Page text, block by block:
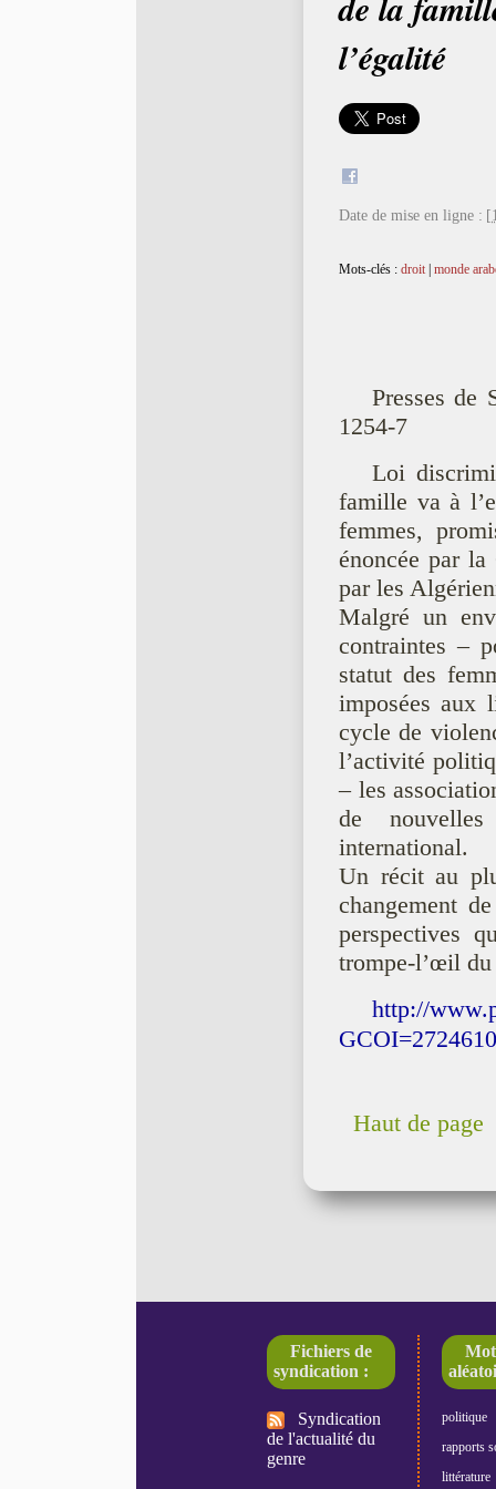
l’égalité
Date de mise en ligne :
Mots-clés : droit| monde
Presses de
1254-7
Loi
famille va à
femmes,
énoncée par
par les
Malgré un
contraintes –
statut des
imposées aux
cycle de
l’activité
– les
de
international.
Un récit au
changement
perspectives
trompe-l’œil
http://
Haut de page
Fichiers de
syndication :
Syndication
de l'actualité du
genre
politique
rapports
littérature